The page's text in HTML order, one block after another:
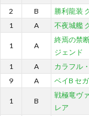
2
B 勝利龍装
1
A 不夜城艦
1 A
終焉の禁
ジェンド
1 A カラフル
9
A ベイB セ
1 B
戦極竜ヴ
レア